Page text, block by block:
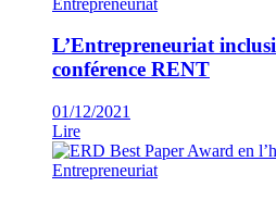
L’Entrepreneuriat
conférence RENT
01/12/2021
Lire
Entrepreneuriat